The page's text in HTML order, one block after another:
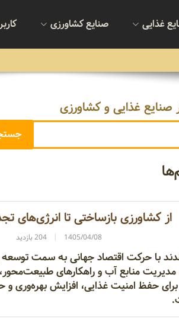
غذایی صنایع کشاورزی
صنایع غذایی و کشاورزی
از کشاورزی بازساختی تا انرژی‌های
1405/04/08 204 بازدید
با حرکت اقتصاد جهانی به سمت توسعه
مدیریت منابع آب و راهکارهای
حفظ امنیت غذایی، افزایش بهره‌وری و